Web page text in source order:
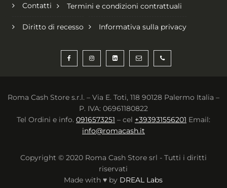
Contatti Termini e condizioni contrattuali
Diritto di recesso Informativa sulla privacy
Roma Cash Store s.r.l. – Via E. Toti, 118 90128 Palermo Italia –
P. IVA: 06961180822
Tel Ordini e info. 0916573251 – cel +393931556201 Email:
info@romacash.it
Copyright © 2020 Roma Cash Store srl - Tutti i diritti
riservati
Made with ♥ by DREAL Labs